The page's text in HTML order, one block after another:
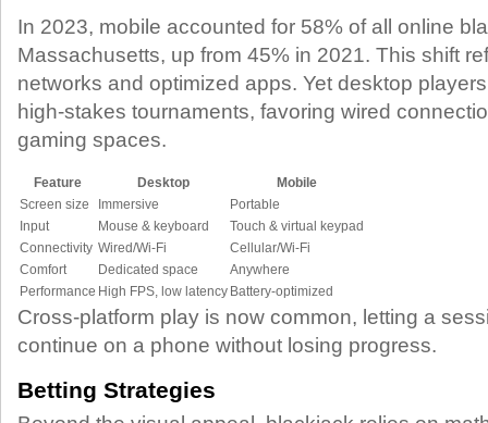
In 2023, mobile accounted for 58% of all online
Massachusetts, up from 45% in 2021. This shift
networks and optimized apps. Yet desktop
high‑stakes tournaments, favoring wired
gaming spaces.
Feature Desktop
Mobile
Screen size
Immersive
Portable
Input
Mouse & keyboard
Touch & virtual keypad
Connectivity Wired/Wi‑Fi
Cellular/Wi‑Fi
Comfort
Dedicated space
Anywhere
Performance High FPS, low latency Battery‑optimized
Cross‑platform play is now common, letting a
continue on a phone without losing progress.
Betting Strategies